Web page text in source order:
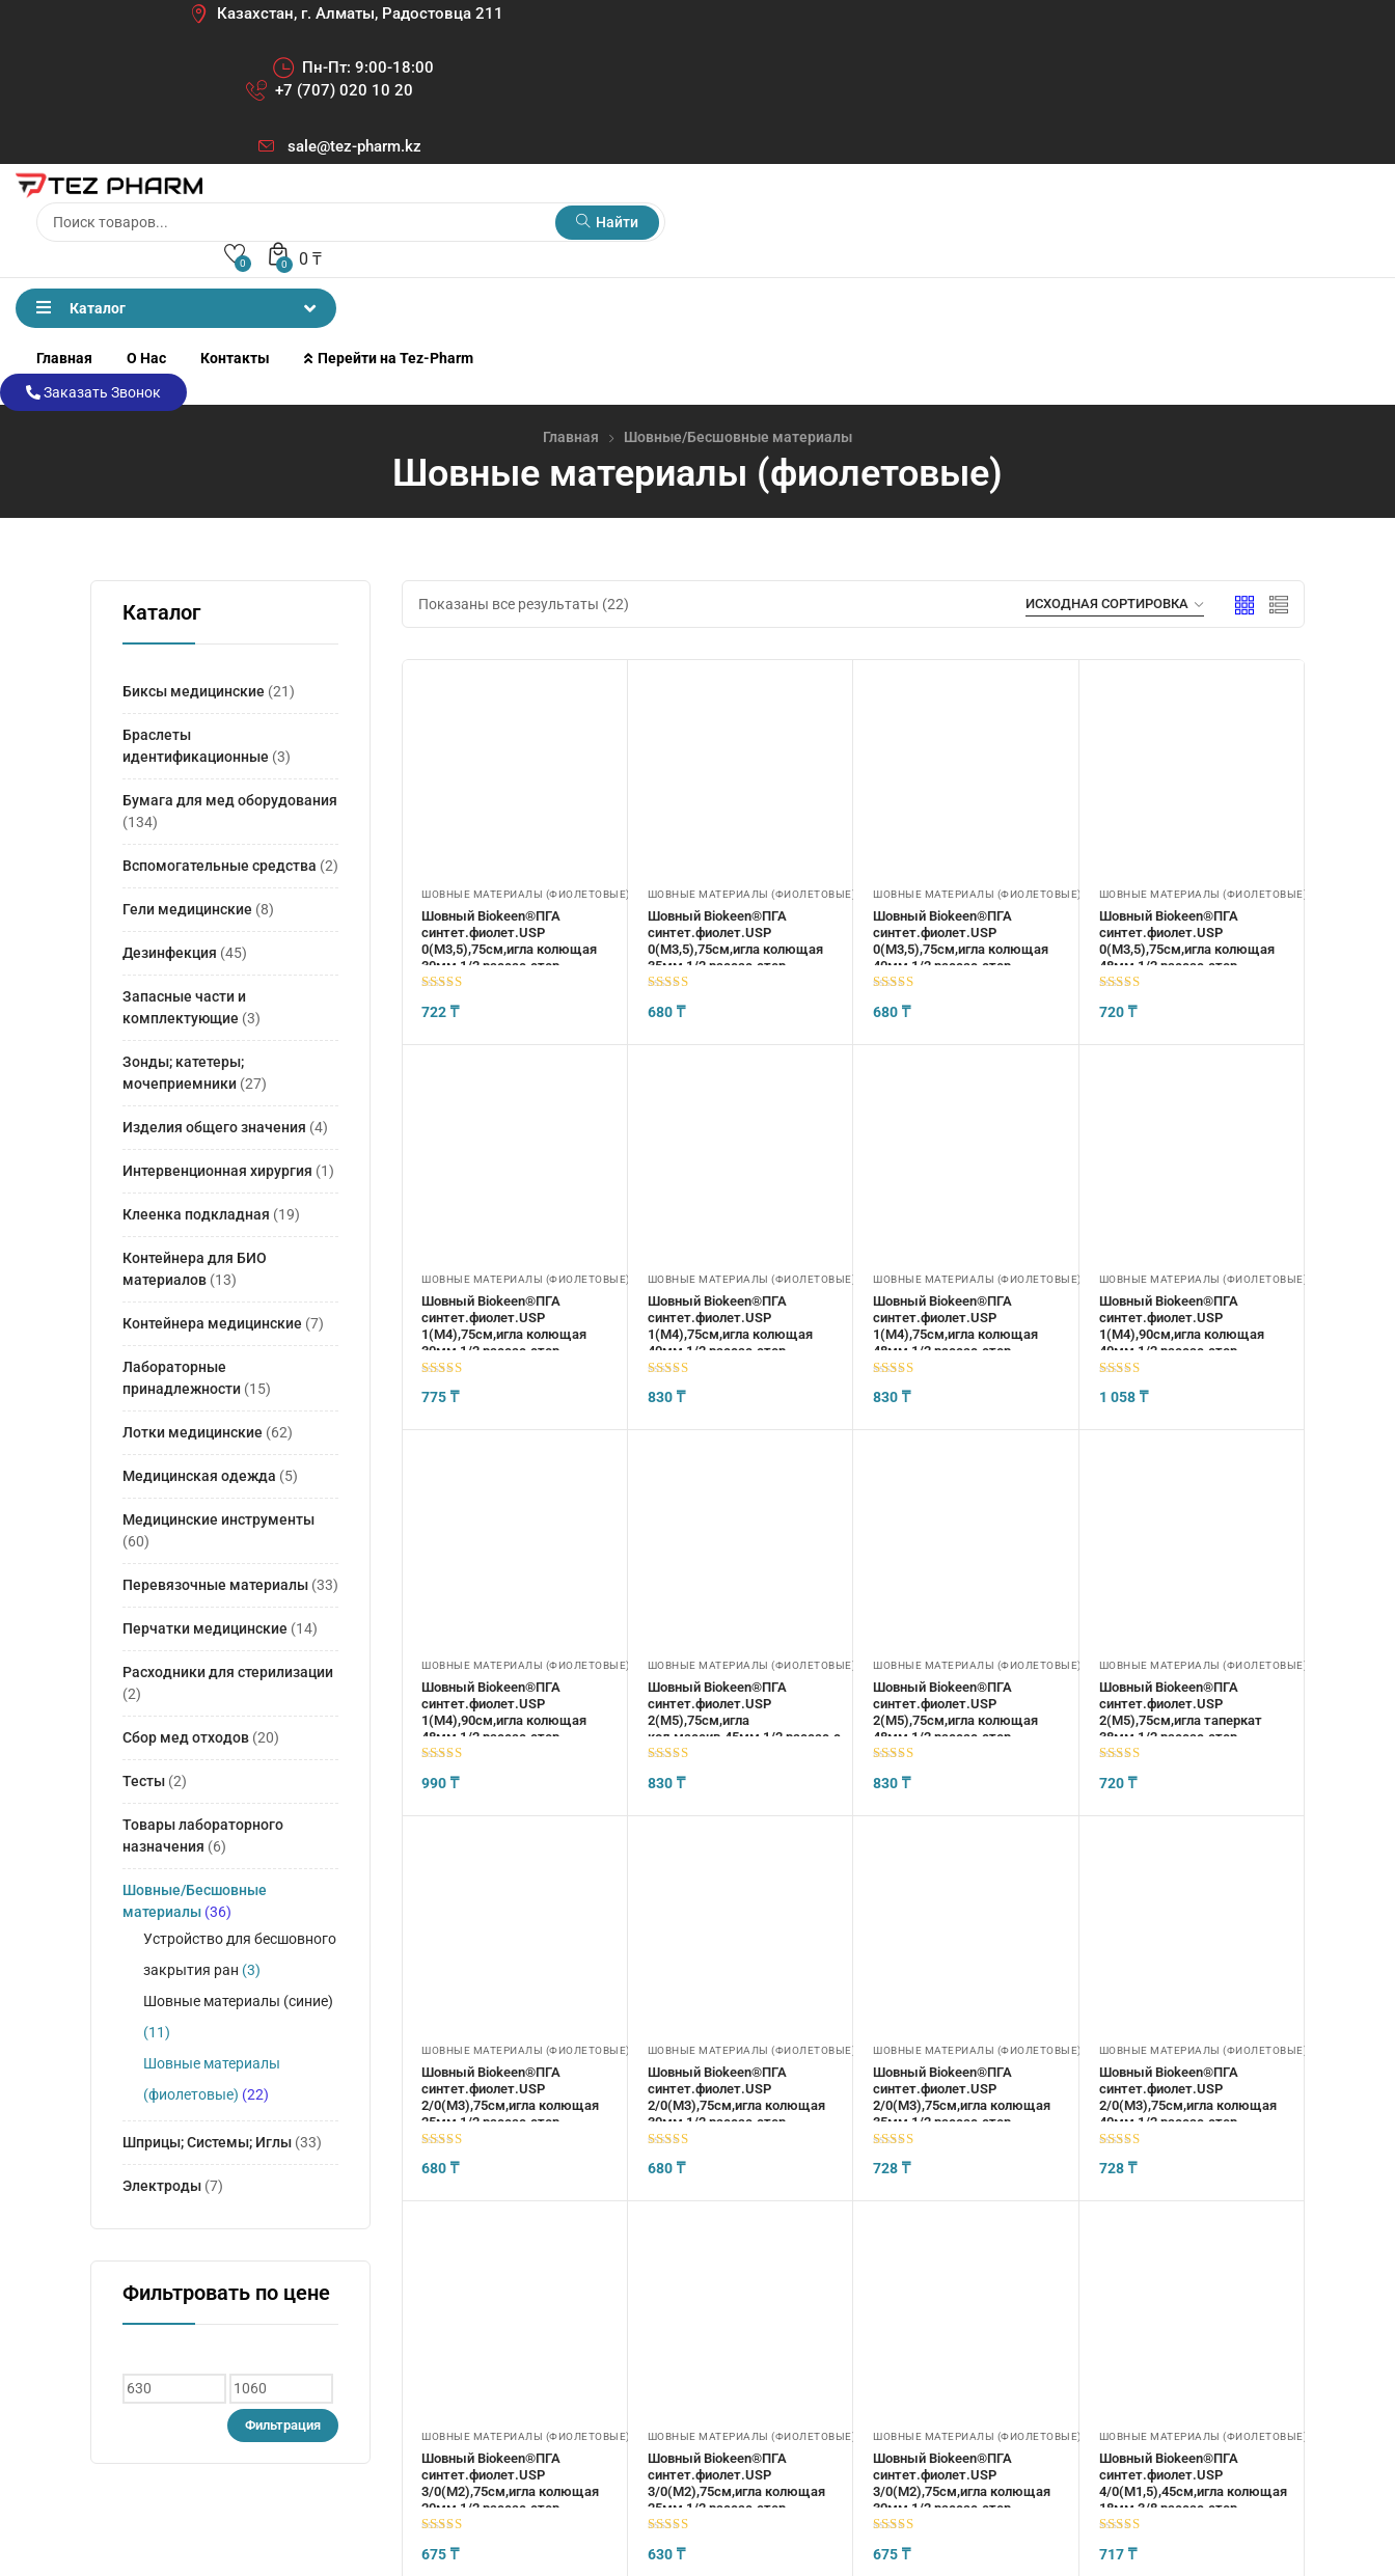
Казахстан, г. Алматы, Радостовца 211
Пн-Пт: 9:00-18:00
+7 (707) 020 10 20
sale@tez-pharm.kz
Найти
0 0 ₸
0
Каталог
Главная О Нас Контакты Перейти на Tez-Pharm
Заказать Звонок
Главная Шовные/Бесшовные материалы
Шовные материалы (фиолетовые)
Каталог
Биксы медицинские (21)
Браслеты
идентификационные (3)
Бумага для мед оборудования
(134)
Вспомогательные средства (2)
Гели медицинские (8)
Дезинфекция (45)
Запасные части и
комплектующие (3)
Зонды; катетеры;
мочеприемники (27)
Изделия общего значения (4)
Интервенционная хирургия (1)
Клеенка подкладная (19)
Контейнера для БИО
материалов (13)
Контейнера медицинские (7)
Лабораторные
принадлежности (15)
Лотки медицинские (62)
Медицинская одежда (5)
Медицинские инструменты
(60)
Перевязочные материалы (33)
Перчатки медицинские (14)
Расходники для стерилизации
(2)
Сбор мед отходов (20)
Тесты (2)
Товары лабораторного
назначения (6)
Шовные/Бесшовные
материалы (36)
Устройство для бесшовного
закрытия ран (3)
Шовные материалы (синие)
(11)
Шовные материалы
(фиолетовые) (22)
Шприцы; Системы; Иглы (33)
Электроды (7)
Фильтровать по цене
Минимальная
цена
Максимальная
цена
Фильтрация
Показаны все результаты (22)
ШОВНЫЕ МАТЕРИАЛЫ (ФИОЛЕТОВЫЕ)
Шовный Biokeen®ПГА
синтет.фиолет.USP
0(М3,5),75см,игла колющая
30мм,1/2,рассас.стер
из 5
722 ₸
ШОВНЫЕ МАТЕРИАЛЫ (ФИОЛЕТОВЫЕ)
Шовный Biokeen®ПГА
синтет.фиолет.USP
0(М3,5),75см,игла колющая
35мм,1/2,рассас.стер
из 5
680 ₸
ШОВНЫЕ МАТЕРИАЛЫ (ФИОЛЕТОВЫЕ)
Шовный Biokeen®ПГА
синтет.фиолет.USP
0(М3,5),75см,игла колющая
40мм,1/2,рассас.стер
из 5
680 ₸
ШОВНЫЕ МАТЕРИАЛЫ (ФИОЛЕТОВЫЕ)
Шовный Biokeen®ПГА
синтет.фиолет.USP
0(М3,5),75см,игла колющая
48мм,1/2,рассас.стер
из 5
720 ₸
ШОВНЫЕ МАТЕРИАЛЫ (ФИОЛЕТОВЫЕ)
Шовный Biokeen®ПГА
синтет.фиолет.USP
1(М4),75см,игла колющая
30мм,1/2,рассас.стер
из 5
775 ₸
ШОВНЫЕ МАТЕРИАЛЫ (ФИОЛЕТОВЫЕ)
Шовный Biokeen®ПГА
синтет.фиолет.USP
1(М4),75см,игла колющая
40мм,1/2,рассас.стер
из 5
830 ₸
ШОВНЫЕ МАТЕРИАЛЫ (ФИОЛЕТОВЫЕ)
Шовный Biokeen®ПГА
синтет.фиолет.USP
1(М4),75см,игла колющая
48мм,1/2,рассас.стер.
из 5
830 ₸
ШОВНЫЕ МАТЕРИАЛЫ (ФИОЛЕТОВЫЕ)
Шовный Biokeen®ПГА
синтет.фиолет.USP
1(М4),90см,игла колющая
40мм,1/2,рассас.стер
1 058 ₸
ШОВНЫЕ МАТЕРИАЛЫ (ФИОЛЕТОВЫЕ)
Шовный Biokeen®ПГА
синтет.фиолет.USP
1(М4),90см,игла колющая
48мм,1/2,рассас.стер
из 5
990 ₸
ШОВНЫЕ МАТЕРИАЛЫ (ФИОЛЕТОВЫЕ)
Шовный Biokeen®ПГА
синтет.фиолет.USP
2(М5),75см,игла
кол.массив.45мм,1/2,рассас.стер
из 5
830 ₸
ШОВНЫЕ МАТЕРИАЛЫ (ФИОЛЕТОВЫЕ)
Шовный Biokeen®ПГА
синтет.фиолет.USP
2(М5),75см,игла колющая
48мм,1/2,рассас.стер
из 5
830 ₸
ШОВНЫЕ МАТЕРИАЛЫ (ФИОЛЕТОВЫЕ)
Шовный Biokeen®ПГА
синтет.фиолет.USP
2(М5),75см,игла таперкат
38мм,1/2,рассас.стер
из 5
720 ₸
ШОВНЫЕ МАТЕРИАЛЫ (ФИОЛЕТОВЫЕ)
Шовный Biokeen®ПГА
синтет.фиолет.USP
2/0(М3),75см,игла колющая
25мм,1/2,рассас.стер
из 5
680 ₸
ШОВНЫЕ МАТЕРИАЛЫ (ФИОЛЕТОВЫЕ)
Шовный Biokeen®ПГА
синтет.фиолет.USP
2/0(М3),75см,игла колющая
30мм,1/2,рассас.стер
из 5
680 ₸
ШОВНЫЕ МАТЕРИАЛЫ (ФИОЛЕТОВЫЕ)
Шовный Biokeen®ПГА
синтет.фиолет.USP
2/0(М3),75см,игла колющая
35мм,1/2,рассас.стер
из 5
728 ₸
ШОВНЫЕ МАТЕРИАЛЫ (ФИОЛЕТОВЫЕ)
Шовный Biokeen®ПГА
синтет.фиолет.USP
2/0(М3),75см,игла колющая
40мм,1/2,рассас.стер
из 5
728 ₸
ШОВНЫЕ МАТЕРИАЛЫ (ФИОЛЕТОВЫЕ)
Шовный Biokeen®ПГА
синтет.фиолет.USP
3/0(М2),75см,игла колющая
20мм,1/2,рассас.стер
из 5
675 ₸
ШОВНЫЕ МАТЕРИАЛЫ (ФИОЛЕТОВЫЕ)
Шовный Biokeen®ПГА
синтет.фиолет.USP
3/0(М2),75см,игла колющая
25мм,1/2,рассас.стер
из 5
630 ₸
ШОВНЫЕ МАТЕРИАЛЫ (ФИОЛЕТОВЫЕ)
Шовный Biokeen®ПГА
синтет.фиолет.USP
3/0(М2),75см,игла колющая
30мм,1/2,рассас.стер
из 5
675 ₸
ШОВНЫЕ МАТЕРИАЛЫ (ФИОЛЕТОВЫЕ)
Шовный Biokeen®ПГА
синтет.фиолет.USP
4/0(М1,5),45см,игла колющая
18мм,3/8,рассас.стер
из 5
717 ₸